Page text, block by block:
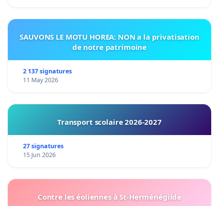
SAUVONS LE MOTU HOREA: NON a la privatisation
de notre patrimoine
2 137 signatures
11 May 2026
Transport scolaire 2026-2027
27 signatures
15 Jun 2026
Contre les éoliennes à St-Herménégilde